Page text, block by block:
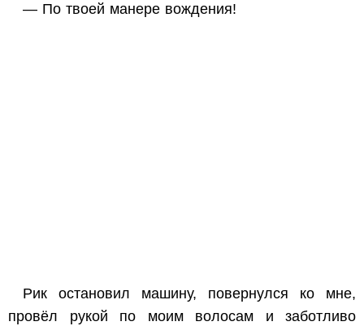
— По твоей манере вождения!
Рик остановил машину, повернулся ко мне,
провёл рукой по моим волосам и заботливо